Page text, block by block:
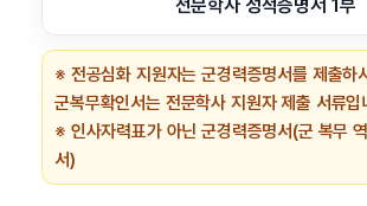
전문학사 성적증명서 1부
※ 전공심화 지원자는 군경력증명서를 제출하
군복무확인서는 전문학사 지원자 제출 서류입
※ 인사자력표가 아닌 군경력증명서(군 복무
서)